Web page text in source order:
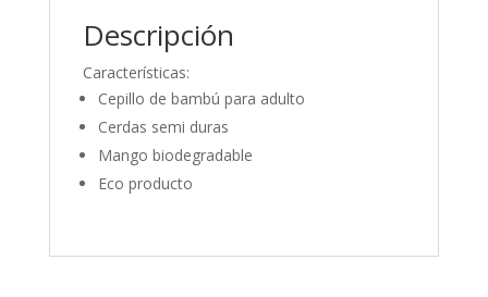
Descripción
Características:
Cepillo de bambú para adulto
Cerdas semi duras
Mango biodegradable
Eco producto